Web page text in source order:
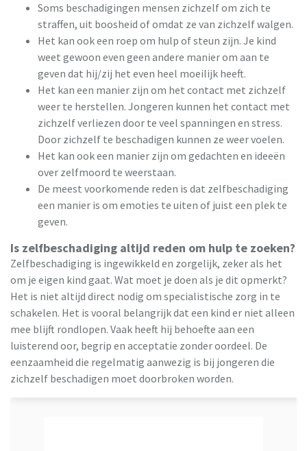
Soms beschadigingen mensen zichzelf om zich te
straffen, uit boosheid of omdat ze van zichzelf walgen.
Het kan ook een roep om hulp of steun zijn. Je kind
weet gewoon even geen andere manier om aan te
geven dat hij/zij het even heel moeilijk heeft.
Het kan een manier zijn om het contact met zichzelf
weer te herstellen. Jongeren kunnen het contact met
zichzelf verliezen door te veel spanningen en stress.
Door zichzelf te beschadigen kunnen ze weer voelen.
Het kan ook een manier zijn om gedachten en ideeën
over zelfmoord te weerstaan.
De meest voorkomende reden is dat zelfbeschadiging
een manier is om emoties te uiten of juist een plek te
geven.
Is zelfbeschadiging altijd reden om hulp te zoeken?
Zelfbeschadiging is ingewikkeld en zorgelijk, zeker als het
om je eigen kind gaat. Wat moet je doen als je dit opmerkt?
Het is niet altijd direct nodig om specialistische zorg in te
schakelen. Het is vooral belangrijk dat een kind er niet alleen
mee blijft rondlopen. Vaak heeft hij behoefte aan een
luisterend oor, begrip en acceptatie zonder oordeel. De
eenzaamheid die regelmatig aanwezig is bij jongeren die
zichzelf beschadigen moet doorbroken worden.